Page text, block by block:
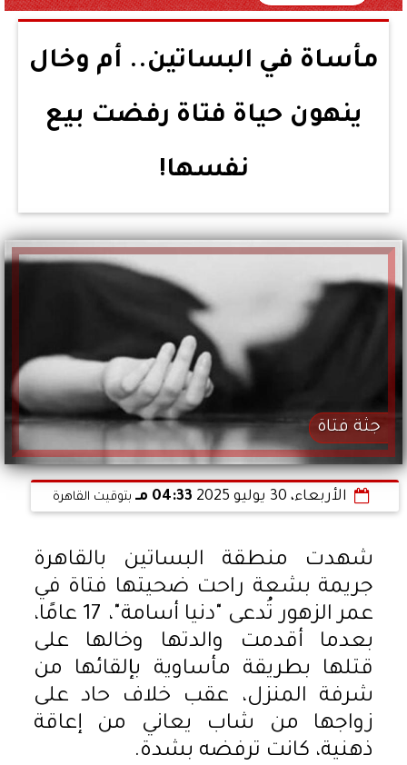
مأساة في البساتين.. أم وخال
ينهون حياة فتاة رفضت بيع
نفسها!
جثة فتاة
الأربعاء، 30 يوليو 2025 04:33 مـ بتوقيت القاهرة
شهدت منطقة البساتين بالقاهرة
جريمة بشعة راحت ضحيتها فتاة في
عمر الزهور تُدعى "دنيا أسامة"، 17 عامًا،
بعدما أقدمت والدتها وخالها على
قتلها بطريقة مأساوية بإلقائها من
شرفة المنزل، عقب خلاف حاد على
زواجها من شاب يعاني من إعاقة
ذهنية، كانت ترفضه بشدة.